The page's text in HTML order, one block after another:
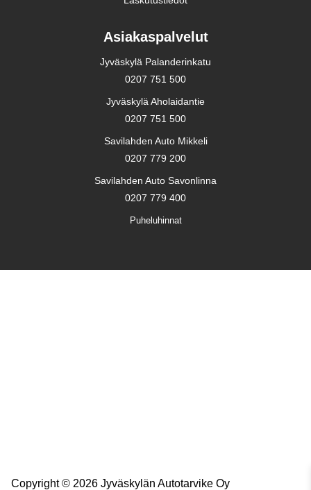
Asiakaspalvelut
Jyväskylä Palanderinkatu
0207 751 500
Jyväskylä Aholaidantie
0207 751 500
Savilahden Auto Mikkeli
0207 779 200
Savilahden Auto Savonlinna
0207 779 400
Puheluhinnat
Copyright © 2026 Jyväskylän Autotarvike Oy